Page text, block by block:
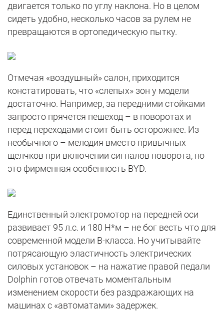
двигается только по углу наклона. Но в целом
сидеть удобно, несколько часов за рулем не
превращаются в ортопедическую пытку.
Отмечая «воздушный» салон, приходится
констатировать, что «слепых» зон у модели
достаточно. Например, за передними стойками
запросто прячется пешеход – в поворотах и
перед переходами стоит быть осторожнее. Из
необычного – мелодия вместо привычных
щелчков при включении сигналов поворота, но
это фирменная особенность BYD.
Единственный электромотор на передней оси
развивает 95 л.с. и 180 Н*м – не бог весть что для
современной модели B-класса. Но учитывайте
потрясающую эластичность электрических
силовых установок – на нажатие правой педали
Dolphin готов отвечать моментальным
изменением скорости без раздражающих на
машинах с «автоматами» задержек.